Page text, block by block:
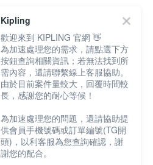
Kipling
歡迎來到 KIPLING 官網 👋
為加速處理您的需求，請點選下方
按鈕查詢相關資訊；若無法找到所
需內容，還請聯繫線上客服協助。
由於目前案件量較大，回覆時間較
長，感謝您的耐心等候！
為加速處理您的問題，還請協助提
供會員手機號碼或訂單編號(TG開
頭)，以利客服為您查詢確認，謝
謝您的配合。